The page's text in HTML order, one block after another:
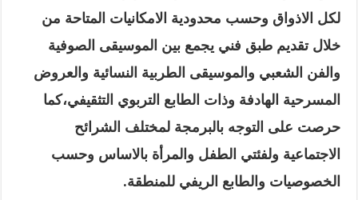
لكل الاذواق وحسب محدودية الامكانيات المتاحة من
خلال تقديم طبق فني يجمع بين الموسيقى الصوفية
والفن الشعبي والموسيقى الطربية النسائية والعروض
المسرحية الهادفة وذات الطابع التربوي التثقيفي،كما
حرصت على التوجه بالبرمجة لمختلف الشرائح
الاجتماعية ولفئتي الطفل والمرأة بالاساس وحسب
الخصوصيات والطابع الريفي للمنطقة.